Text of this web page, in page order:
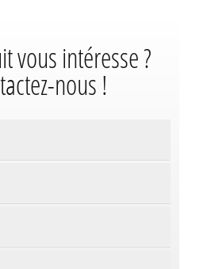
vous intéresse ?
nous !